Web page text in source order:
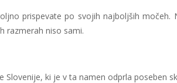
prispevate po svojih najboljših
razmerah niso sami.
Slovenije, ki je v ta namen odprla poseben